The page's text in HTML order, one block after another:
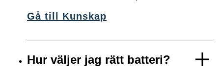
Gå till Kunskap
Hur väljer jag rätt batteri?